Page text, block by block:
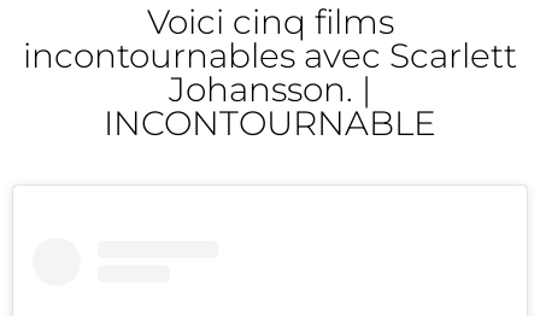
Voici cinq films
incontournables avec Scarlett
Johansson. |
INCONTOURNABLE